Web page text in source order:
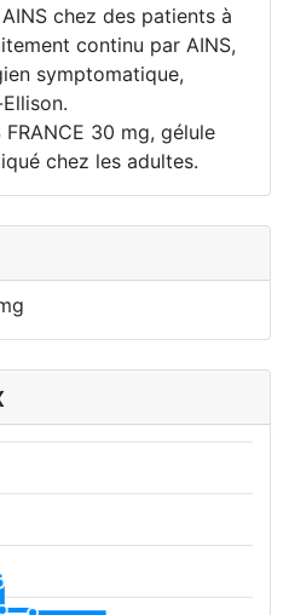
chez des patients à
continu par AINS,
symptomatique,
FRANCE 30 mg, gélule
chez les adultes.